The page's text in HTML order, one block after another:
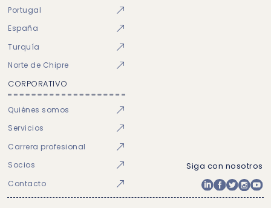
Portugal
España
Turquía
Norte de Chipre
CORPORATIVO
Quiénes somos
Servicios
Carrera profesional
Socios
Contacto
Siga con nosotros